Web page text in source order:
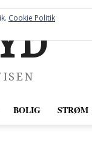
BOLIG STRØM
Cookie Politik